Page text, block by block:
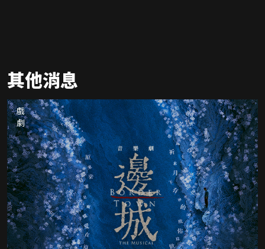
其他消息
戲劇